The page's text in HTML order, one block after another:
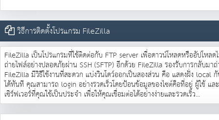
วิธีการติดตั้งโปรแกรม FileZilla
FileZilla เป็นโปรแกรมที่ใช้ติดต่อกับ FTP server เพื่อดาวน์โหลดหรืออัปโหล
ถ่ายไฟล์อย่างปลอดภัยผ่าน SSH (SFTP) อีกด้วย FileZilla รองรับการกลับม
FileZilla มีวิธีใช้งานที่สะดวก แบ่งวินโดว์ออกเป็นสองส่วน คือ แสดงฝั่ง
ได้ทันที คุณสามารถ login อย่างรวดเร็วโดยป้อนข้อมูลของไซต์คือที่อยู่ ผู้ใช้
เซิร์ฟเวอร์ที่คุณใช้เป็นประจำ เพื่อให้คุณเชื่อมต่อได้อย่างง่ายและรวดเร็ว...